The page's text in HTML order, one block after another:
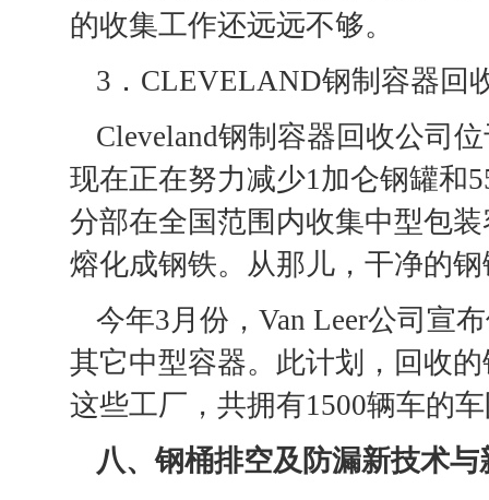
的收集工作还远远不够。
3．CLEVELAND钢制容器回
Cleveland钢制容器回收公司
现在正在努力减少1加仑钢罐和
分部在全国范围内收集中型包
熔化成钢铁。从那儿，干净的
今年3月份，Van Leer公司宣
其它中型容器。此计划，回收
这些工厂，共拥有1500辆车的
八、钢桶排空及防漏新技术与